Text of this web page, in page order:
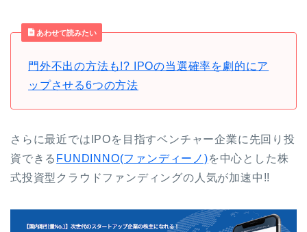
あわせて読みたい
門外不出の方法も!? IPOの当選確率を劇的にア
ップさせる6つの方法
さらに最近ではIPOを目指すベンチャー企業に先回り投
資できる FUNDINNO(ファンディーノ)を中心とした株
式投資型クラウドファンディングの人気が加速中!!